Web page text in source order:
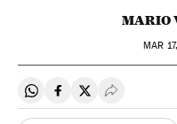
MARIO
MAR
Compartir en Whatsapp
Compartir en
Compartir en
Desplegar